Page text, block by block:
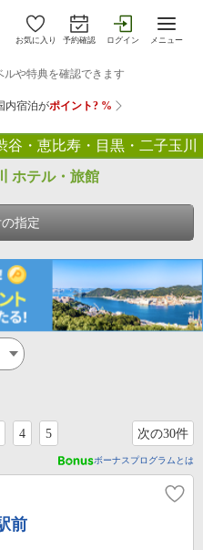
お気に入り 予約確認 ログイン メニュー
谷・恵比寿・目黒・二子玉川
ホテル・旅館
指定
4 5 次の30件
ボーナスプログラムとは
前